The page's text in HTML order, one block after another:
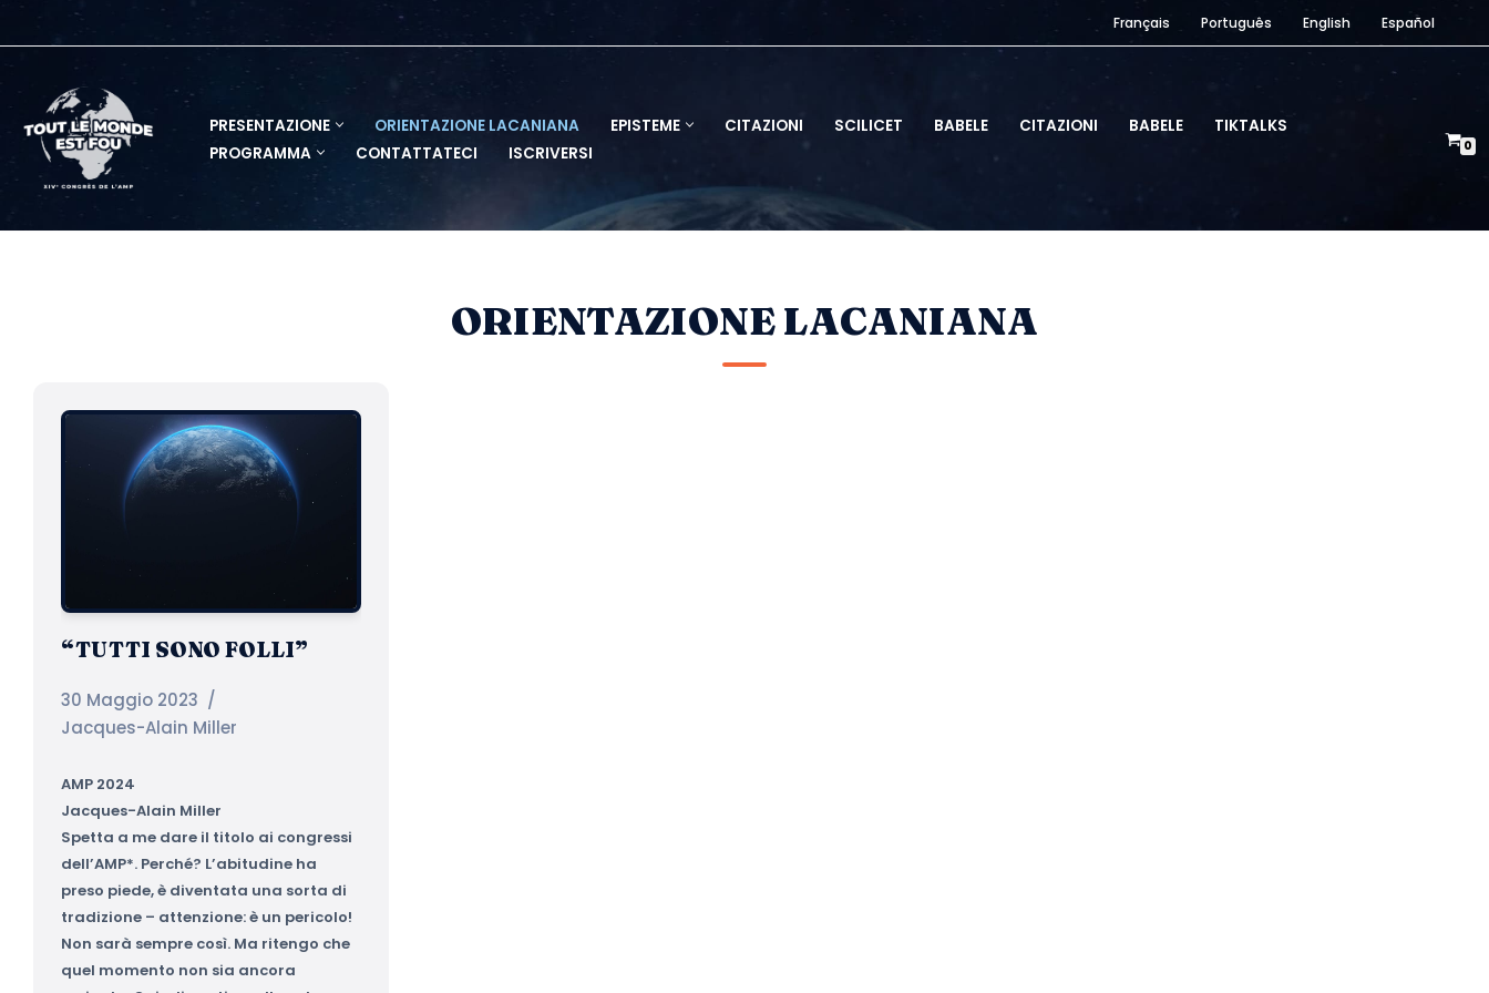
contenuto
Français Português English Español
PRESENTAZIONE ORIENTAZIONE LACANIANA EPISTEME CITAZIONI SCILICET BABELE CITAZIONI BABELE
TIKTALKS
PROGRAMMA
CONTATTATECI ISCRIVERSI 0
ORIENTAZIONE LACANIANA
“TUTTI SONO FOLLI”
30 Maggio 2023
Jacques-Alain Miller
AMP 2024
Jacques-Alain Miller
Spetta a me dare il titolo ai congressi
dell’AMP*. Perché? L’abitudine ha
preso piede, è diventata una sorta di
tradizione – attenzione: è un pericolo!
Non sarà sempre così. Ma ritengo che
quel momento non sia ancora